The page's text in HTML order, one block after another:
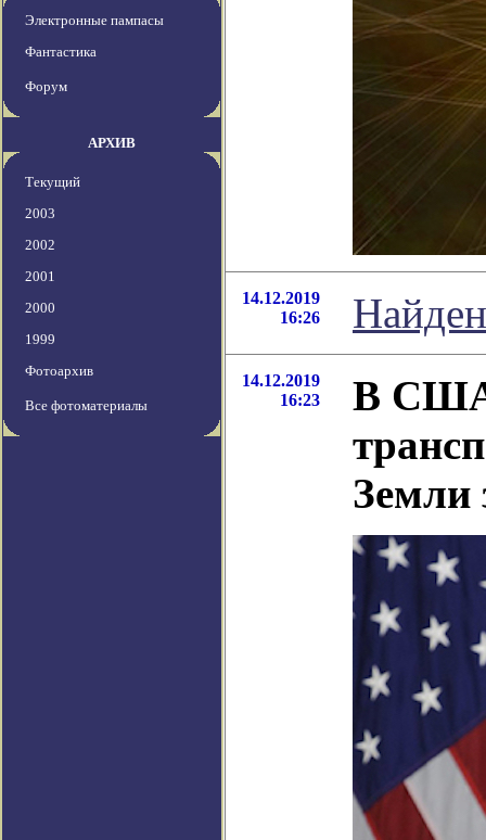
Электронные пампасы
Фантастика
Форум
АРХИВ
Текущий
2003
2002
2001
2000
1999
Фотоархив
Все фотоматериалы
14.12.2019
16:26
14.12.2019
16:23
В США
Земли